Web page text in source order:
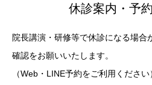
休診案内・予
院長講演・研修等で休診になる場合
確認をお願いいたします。
（Web・LINE予約をご利用ください